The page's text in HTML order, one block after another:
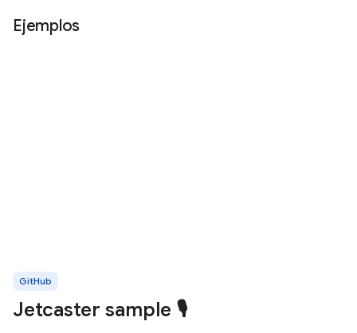
Ejemplos
GitHub
Jetcaster sample 🎙️